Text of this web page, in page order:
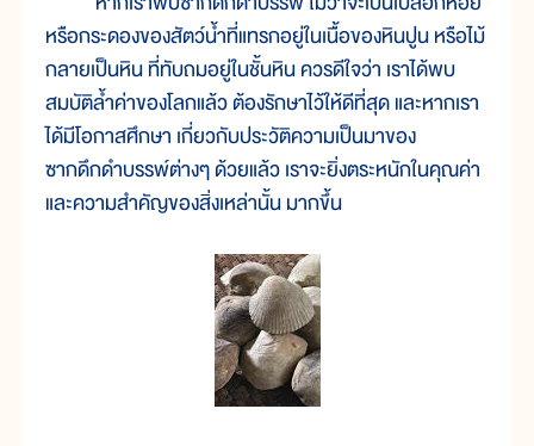
หรือกระดองของสัตว์น้ำที่แทรกอยู่ในเนื้อของหินปูน หรือไม้
กลายเป็นหิน ที่ทับถมอยู่ในชั้นหิน ควรดีใจว่า เราได้พบ
สมบัติล้ำค่าของโลกแล้ว ต้องรักษาไว้ให้ดีที่สุด และหากเรา
ได้มีโอกาสศึกษา เกี่ยวกับประวัติความเป็นมาของ
ซากดึกดำบรรพ์ต่างๆ ด้วยแล้ว เราจะยิ่งตระหนักในคุณค่า
และความสำคัญของสิ่งเหล่านั้น มากขึ้น